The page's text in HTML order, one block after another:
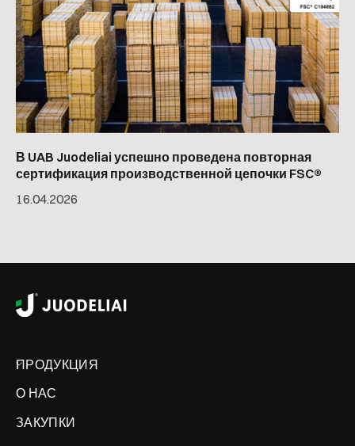
В UAB Juodeliai успешно проведена повторная
сертификация производственной цепочки FSC®
16.04.2026
ПРОДУКЦИЯ
О НАС
ЗАКУПКИ